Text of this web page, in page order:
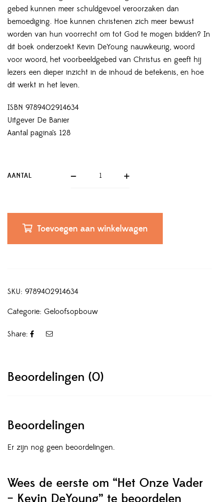
gebed kunnen meer schuldgevoel veroorzaken dan
bemoediging. Hoe kunnen christenen zich meer bewust
worden van hun voorrecht om tot God te mogen bidden? In
dit boek onderzoekt Kevin DeYoung nauwkeurig, woord
voor woord, het voorbeeldgebed van Christus en geeft hij
lezers een dieper inzicht in de inhoud de betekenis, en hoe
dit werkt in het leven.
ISBN 9789402914634
Uitgever De Banier
Aantal pagina’s 128
AANTAL
Toevoegen aan winkelwagen
SKU: 9789402914634
Categorie: Geloofsopbouw
Share:
Beoordelingen (0)
Beoordelingen
Er zijn nog geen beoordelingen.
Wees de eerste om “Het Onze Vader
– Kevin DeYoung” te beoordelen